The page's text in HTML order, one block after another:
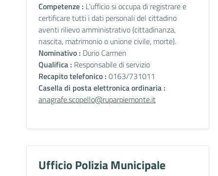
Competenze : L'ufficio si occupa di registrare e
certificare tutti i dati personali del cittadino
aventi rilievo amministrativo (cittadinanza,
nascita, matrimonio o unione civile, morte).
Nominativo : Durio Carmen
Qualifica : Responsabile di servizio
Recapito telefonico : 0163/731011
Casella di posta elettronica ordinaria :
anagrafe.scopello@ruparpiemonte.it
Ufficio Polizia Municipale